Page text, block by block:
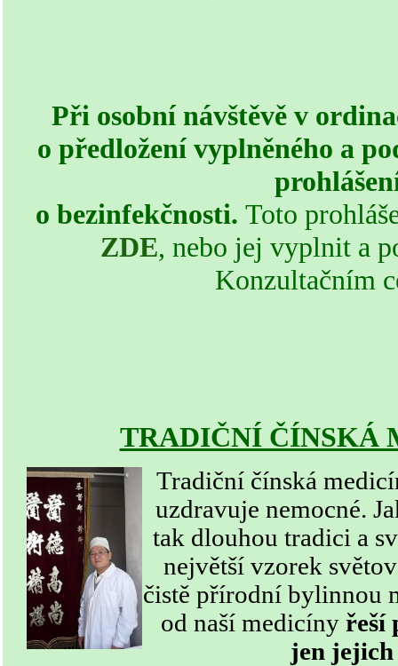
Při osobní návštěvě v
o předložení vyplněného a
o bezinfekčnosti. Toto
ZDE, nebo jej vyplnit a
Konzultačním
TRADIČNÍ ČÍNSKÁ
Tradiční čínská
uzdravuje nemocné.
tak dlouhou tradici a
největší vzorek
čistě přírodní bylinnou
od naší medicíny řeší
jen jejich